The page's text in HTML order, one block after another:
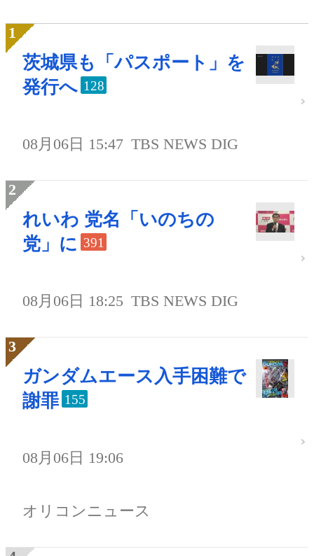
茨城県も「パスポート」を
発行へ 128
08月06日 15:47 TBS NEWS DIG
れいわ 党名「いのちの
党」に 391
08月06日 18:25 TBS NEWS DIG
ガンダムエース入手困難で
謝罪 155
08月06日 19:06
オリコンニュース